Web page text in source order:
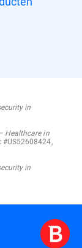
in
Healthcare in
#US52608424,
in